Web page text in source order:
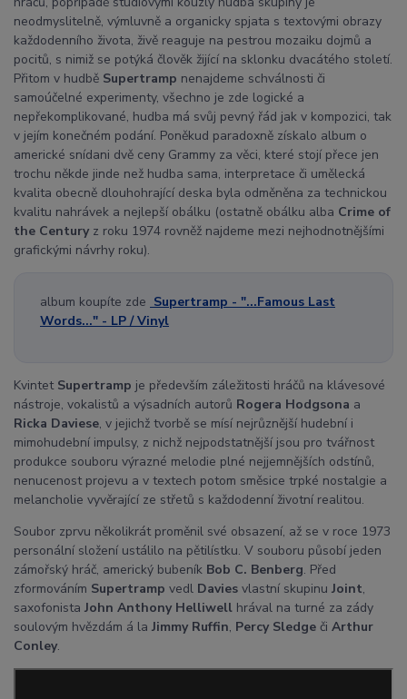
neodmyslitelně, výmluvně a organicky spjata s textovými obrazy
každodenního života, živě reaguje na pestrou mozaiku dojmů a
pocitů, s nimiž se potýká člověk žijící na sklonku dvacátého století.
Přitom v hudbě Supertramp nenajdeme schválnosti či
samoúčelné experimenty, všechno je zde logické a
nepřekomplikované, hudba má svůj pevný řád jak v kompozici, tak
v jejím konečném podání. Poněkud paradoxně získalo album o
americké snídani dvě ceny Grammy za věci, které stojí přece jen
trochu někde jinde než hudba sama, interpretace či umělecká
kvalita obecně dlouhohrající deska byla odměněna za technickou
kvalitu nahrávek a nejlepší obálku (ostatně obálku alba Crime of
the Century z roku 1974 rovněž najdeme mezi nejhodnotnějšími
grafickými návrhy roku).
album koupíte zde Supertramp - "...Famous Last
Words..." - LP / Vinyl
Kvintet Supertramp je především záležitosti hráčů na klávesové
nástroje, vokalistů a výsadních autorů Rogera Hodgsona a
Ricka Daviese, v jejichž tvorbě se mísí nejrůznější hudební i
mimohudební impulsy, z nichž nejpodstatnější jsou pro tvářnost
produkce souboru výrazné melodie plné nejjemnějších odstínů,
nenucenost projevu a v textech potom směsice trpké nostalgie a
melancholie vyvěrající ze střetů s každodenní životní realitou.
Soubor zprvu několikrát proměnil své obsazení, až se v roce 1973
personální složení ustálilo na pětilístku. V souboru působí jeden
zámořský hráč, americký bubeník Bob C. Benberg. Před
zformováním Supertramp vedl Davies vlastní skupinu Joint,
saxofonista John Anthony Helliwell hrával na turné za zády
soulovým hvězdám á la Jimmy Ruffin, Percy Sledge či Arthur
Conley.